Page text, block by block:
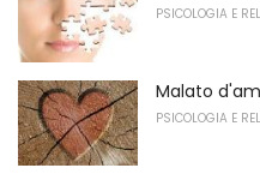
PSICOLOGIA E
Malato
PSICOLOGIA E